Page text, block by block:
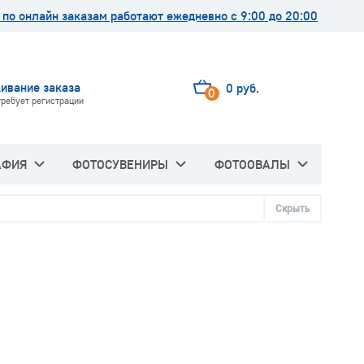
онлайн заказам работают ежедневно с 9:00 до 20:00
заказа
регистрации 0 0 руб.
ФОТОСУВЕНИРЫ ФОТООВАЛЫ
Скрыть